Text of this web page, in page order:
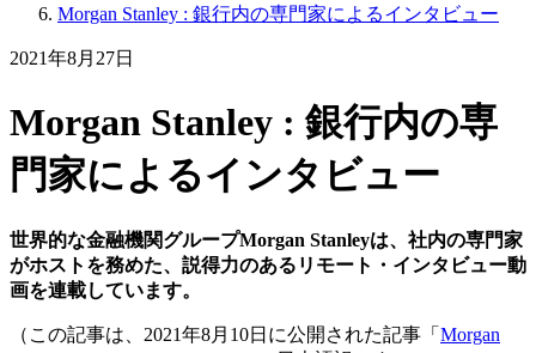
Morgan Stanley : 銀行内の専門家によるインタビュー
2021年8月27日
Morgan Stanley : 銀行内の専
門家によるインタビュー
世界的な金融機関グループMorgan Stanleyは、社内の専門家
がホストを務めた、説得力のあるリモート・インタビュー動
画を連載しています。
（この記事は、2021年8月10日に公開された記事「 Morgan